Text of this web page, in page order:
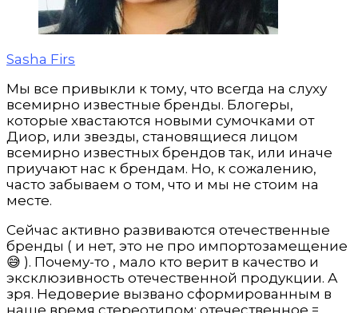
Sasha Firs
Мы все привыкли к тому, что всегда на слуху
всемирно известные бренды. Блогеры,
которые хвастаются новыми сумочками от
Диор, или звезды, становящиеся лицом
всемирно известных брендов так, или иначе
приучают нас к брендам. Но, к сожалению,
часто забываем о том, что и мы не стоим на
месте.
Сейчас активно развиваются отечественные
бренды ( и нет, это не про импортозамещение
😅 ). Почему-то , мало кто верит в качество и
эксклюзивность отечественной продукции. А
зря. Недоверие вызвано сформированным в